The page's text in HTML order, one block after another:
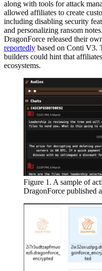
along with tools for attack
allowed affiliates to create
including disabling security
and personalizing ransom
DragonForce released their
reportedly based on Conti V3.
builders could hint that
ecosystems.
Figure 1. A sample of
DragonForce published